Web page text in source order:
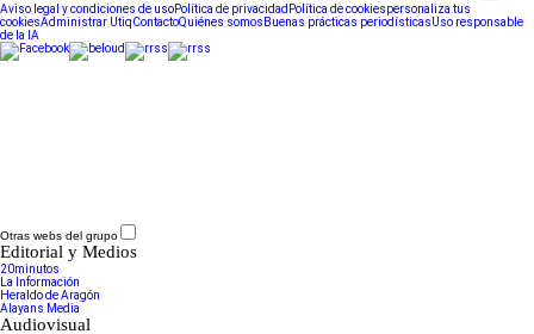
Aviso legal y condiciones de usoPolítica de privacidad Política de cookiespersonaliza tus
cookiesAdministrar UtiqContactoQuiénes somos Buenas prácticas periodísticasUso responsable
de la IA
Otras webs del grupo
Editorial y Medios
20minutos
La Información
Heraldo de Aragón
Alayans Media
Audiovisual